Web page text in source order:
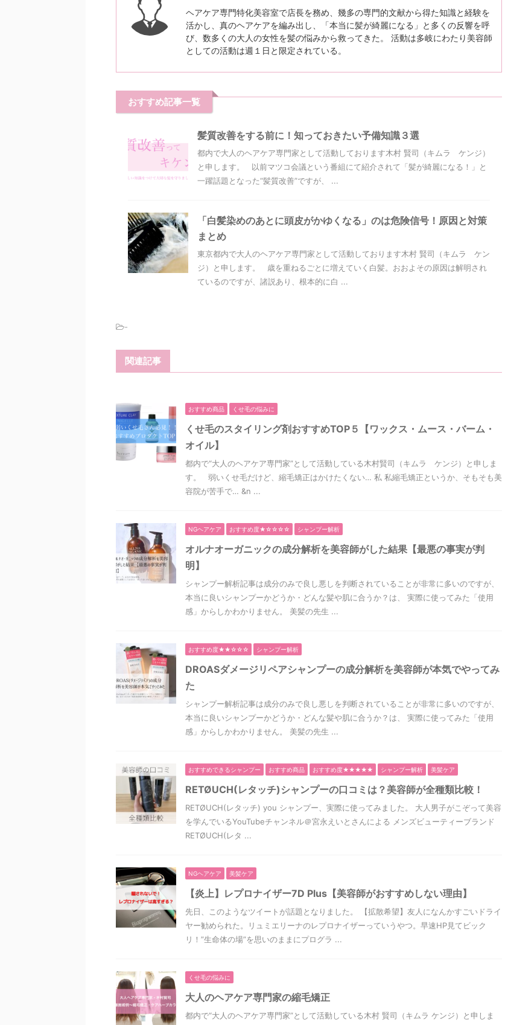
ヘアケア専門特化美容室で店長を務め、幾多の専門的文献から得た知識と経験を
活かし、真のヘアケアを編み出し、「本当に髪が綺麗になる」と多くの反響を呼
び、数多くの大人の女性を髪の悩みから救ってきた。 活動は多岐にわたり美容師
としての活動は週１日と限定されている。
おすすめ記事一覧
髪質改善をする前に！知っておきたい予備知識３選
都内で大人のヘアケア専門家として活動しております木村 賢司（キムラ ケンジ）
と申します。 以前マツコ会議という番組にて紹介されて「髪が綺麗になる！」と
一躍話題となった“髪質改善”ですが、 ...
「白髪染めのあとに頭皮がかゆくなる」のは危険信号！原因と対策
まとめ
東京都内で大人のヘアケア専門家として活動しております木村 賢司（キムラ ケン
ジ）と申します。 歳を重ねるごとに増えていく白髪。おおよその原因は解明され
ているのですが、諸説あり、根本的に白 ...
-
関連記事
おすすめ商品 くせ毛の悩みに
くせ毛のスタイリング剤おすすめTOP５【ワックス・ムース・バーム・
オイル】
都内で“大人のヘアケア専門家”として活動している木村賢司（キムラ ケンジ）と申しま
す。 弱いくせ毛だけど、縮毛矯正はかけたくない… 私 私縮毛矯正というか、そもそも美
容院が苦手で… &n ...
NGヘアケア おすすめ度★☆☆☆☆ シャンプー解析
オルナオーガニックの成分解析を美容師がした結果【最悪の事実が判
明】
シャンプー解析記事は成分のみで良し悪しを判断されていることが非常に多いのですが、
本当に良いシャンプーかどうか・どんな髪や肌に合うか？は、 実際に使ってみた「使用
感」からしかわかりません。 美髪の先生 ...
おすすめ度★★☆☆☆ シャンプー解析
DROASダメージリペアシャンプーの成分解析を美容師が本気でやってみ
た
シャンプー解析記事は成分のみで良し悪しを判断されていることが非常に多いのですが、
本当に良いシャンプーかどうか・どんな髪や肌に合うか？は、 実際に使ってみた「使用
感」からしかわかりません。 美髪の先生 ...
おすすめできるシャンプー おすすめ商品 おすすめ度★★★★★ シャンプー解析 美髪ケア
RETØUCH(レタッチ)シャンプーの口コミは？美容師が全種類比較！
RETØUCH(レタッチ) you シャンプー、実際に使ってみました。 大人男子がこぞって美容
を学んでいるYouTubeチャンネル＠宮永えいとさんによる メンズビューティーブランド
RETØUCH(レタ ...
NGヘアケア 美髪ケア
【炎上】レプロナイザー7D Plus【美容師がおすすめしない理由】
先日、このようなツイートが話題となりました。 【拡散希望】友人になんかすごいドライ
ヤー勧められた。リュミエリーナのレプロナイザーっていうやつ。早速HP見てビック
リ！”生命体の場”を思いのままにプログラ ...
くせ毛の悩みに
大人のヘアケア専門家の縮毛矯正
都内で“大人のヘアケア専門家”として活動している木村 賢司（キムラ ケンジ）と申しま